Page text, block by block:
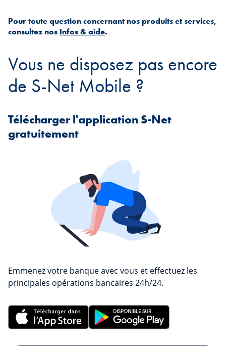
Pour toute question concernant nos produits et services,
consultez nos Infos & aide.
Vous ne disposez pas encore
de S-Net Mobile ?
Télécharger l'application S-Net
gratuitement
Emmenez votre banque avec vous et effectuez les
principales opérations bancaires 24h/24.